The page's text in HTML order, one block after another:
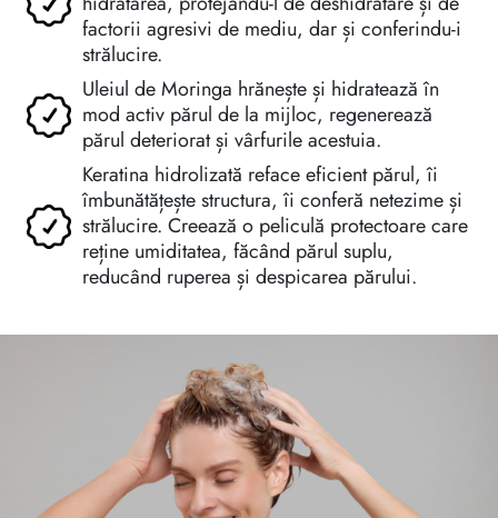
factorii agresivi de mediu, dar și conferindu-i
strălucire.
Uleiul de Moringa hrănește și hidratează în
mod activ părul de la mijloc, regenerează
părul deteriorat și vârfurile acestuia.
Keratina hidrolizată reface eficient părul, îi
îmbunătățește structura, îi conferă netezime și
strălucire. Creează o peliculă protectoare care
reține umiditatea, făcând părul suplu,
reducând ruperea și despicarea părului.